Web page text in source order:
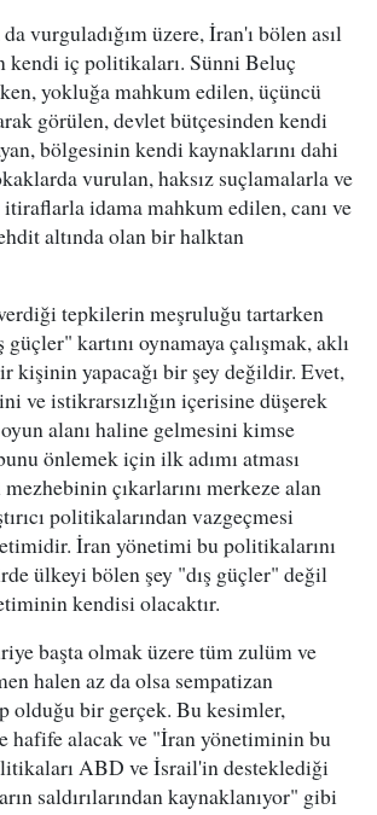
vurguladığım üzere, İran'ı bölen asıl
kendi iç politikaları. Sünni Beluç
yokluğa mahkum edilen, üçüncü
görülen, devlet bütçesinden kendi
bölgesinin kendi kaynaklarını dahi
vurulan, haksız suçlamalarla ve
idama mahkum edilen, canı ve
altında olan bir halktan
tepkilerin meşruluğu tartarken
kartını oynamaya çalışmak, aklı
kişinin yapacağı bir şey değildir. Evet,
ve istikrarsızlığın içerisine düşerek
alanı haline gelmesini kimse
önlemek için ilk adımı atması
çıkarlarını merkeze alan
politikalarından vazgeçmesi
İran yönetimi bu politikalarını
ülkeyi bölen şey "dış güçler" değil
kendisi olacaktır.
başta olmak üzere tüm zulüm ve
halen az da olsa sempatizan
olduğu bir gerçek. Bu kesimler,
hafife alacak ve "İran yönetiminin bu
ABD ve İsrail'in desteklediği
saldırılarından kaynaklanıyor" gibi